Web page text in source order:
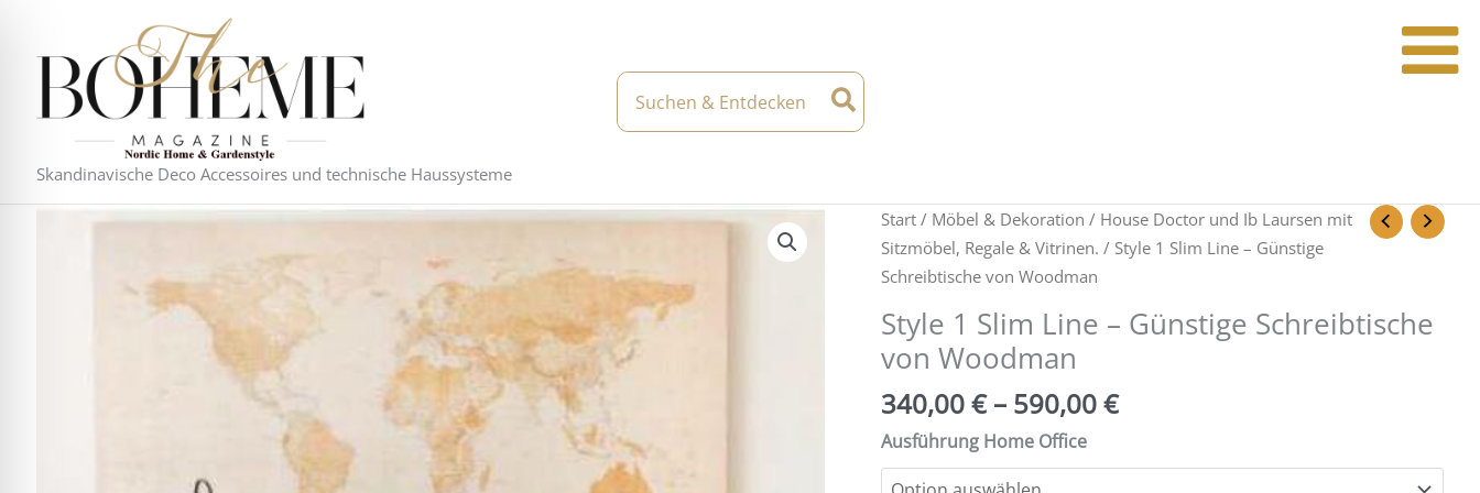
springen
Skandinavische Deco Accessoires und technische Haussysteme
Search
for:
Start/ Möbel & Dekoration / House Doctor und Ib Laursen mit
Sitzmöbel, Regale & Vitrinen. / Style 1 Slim Line – Günstige
Schreibtische von Woodman
Style 1 Slim Line – Günstige Schreibtische
von Woodman
340,00€– 590,00€
Ausführung Home Office